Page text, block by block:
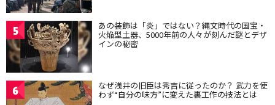
5 あの装飾は「炎」ではない？縄文時代の国宝・
火焔型土器、5000年前の人々が刻んだ謎とデザ
インの秘密
6 なぜ浅井の旧臣は秀吉に従ったのか？ 武力を使
わず“自分の味方”に変えた裏工作の技法とは